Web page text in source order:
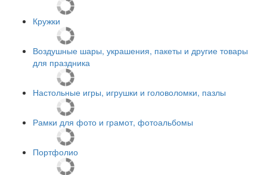
Кружки
Воздушные шары, украшения, пакеты и другие товары
для праздника
Настольные игры, игрушки и головоломки, пазлы
Рамки для фото и грамот, фотоальбомы
Портфолио